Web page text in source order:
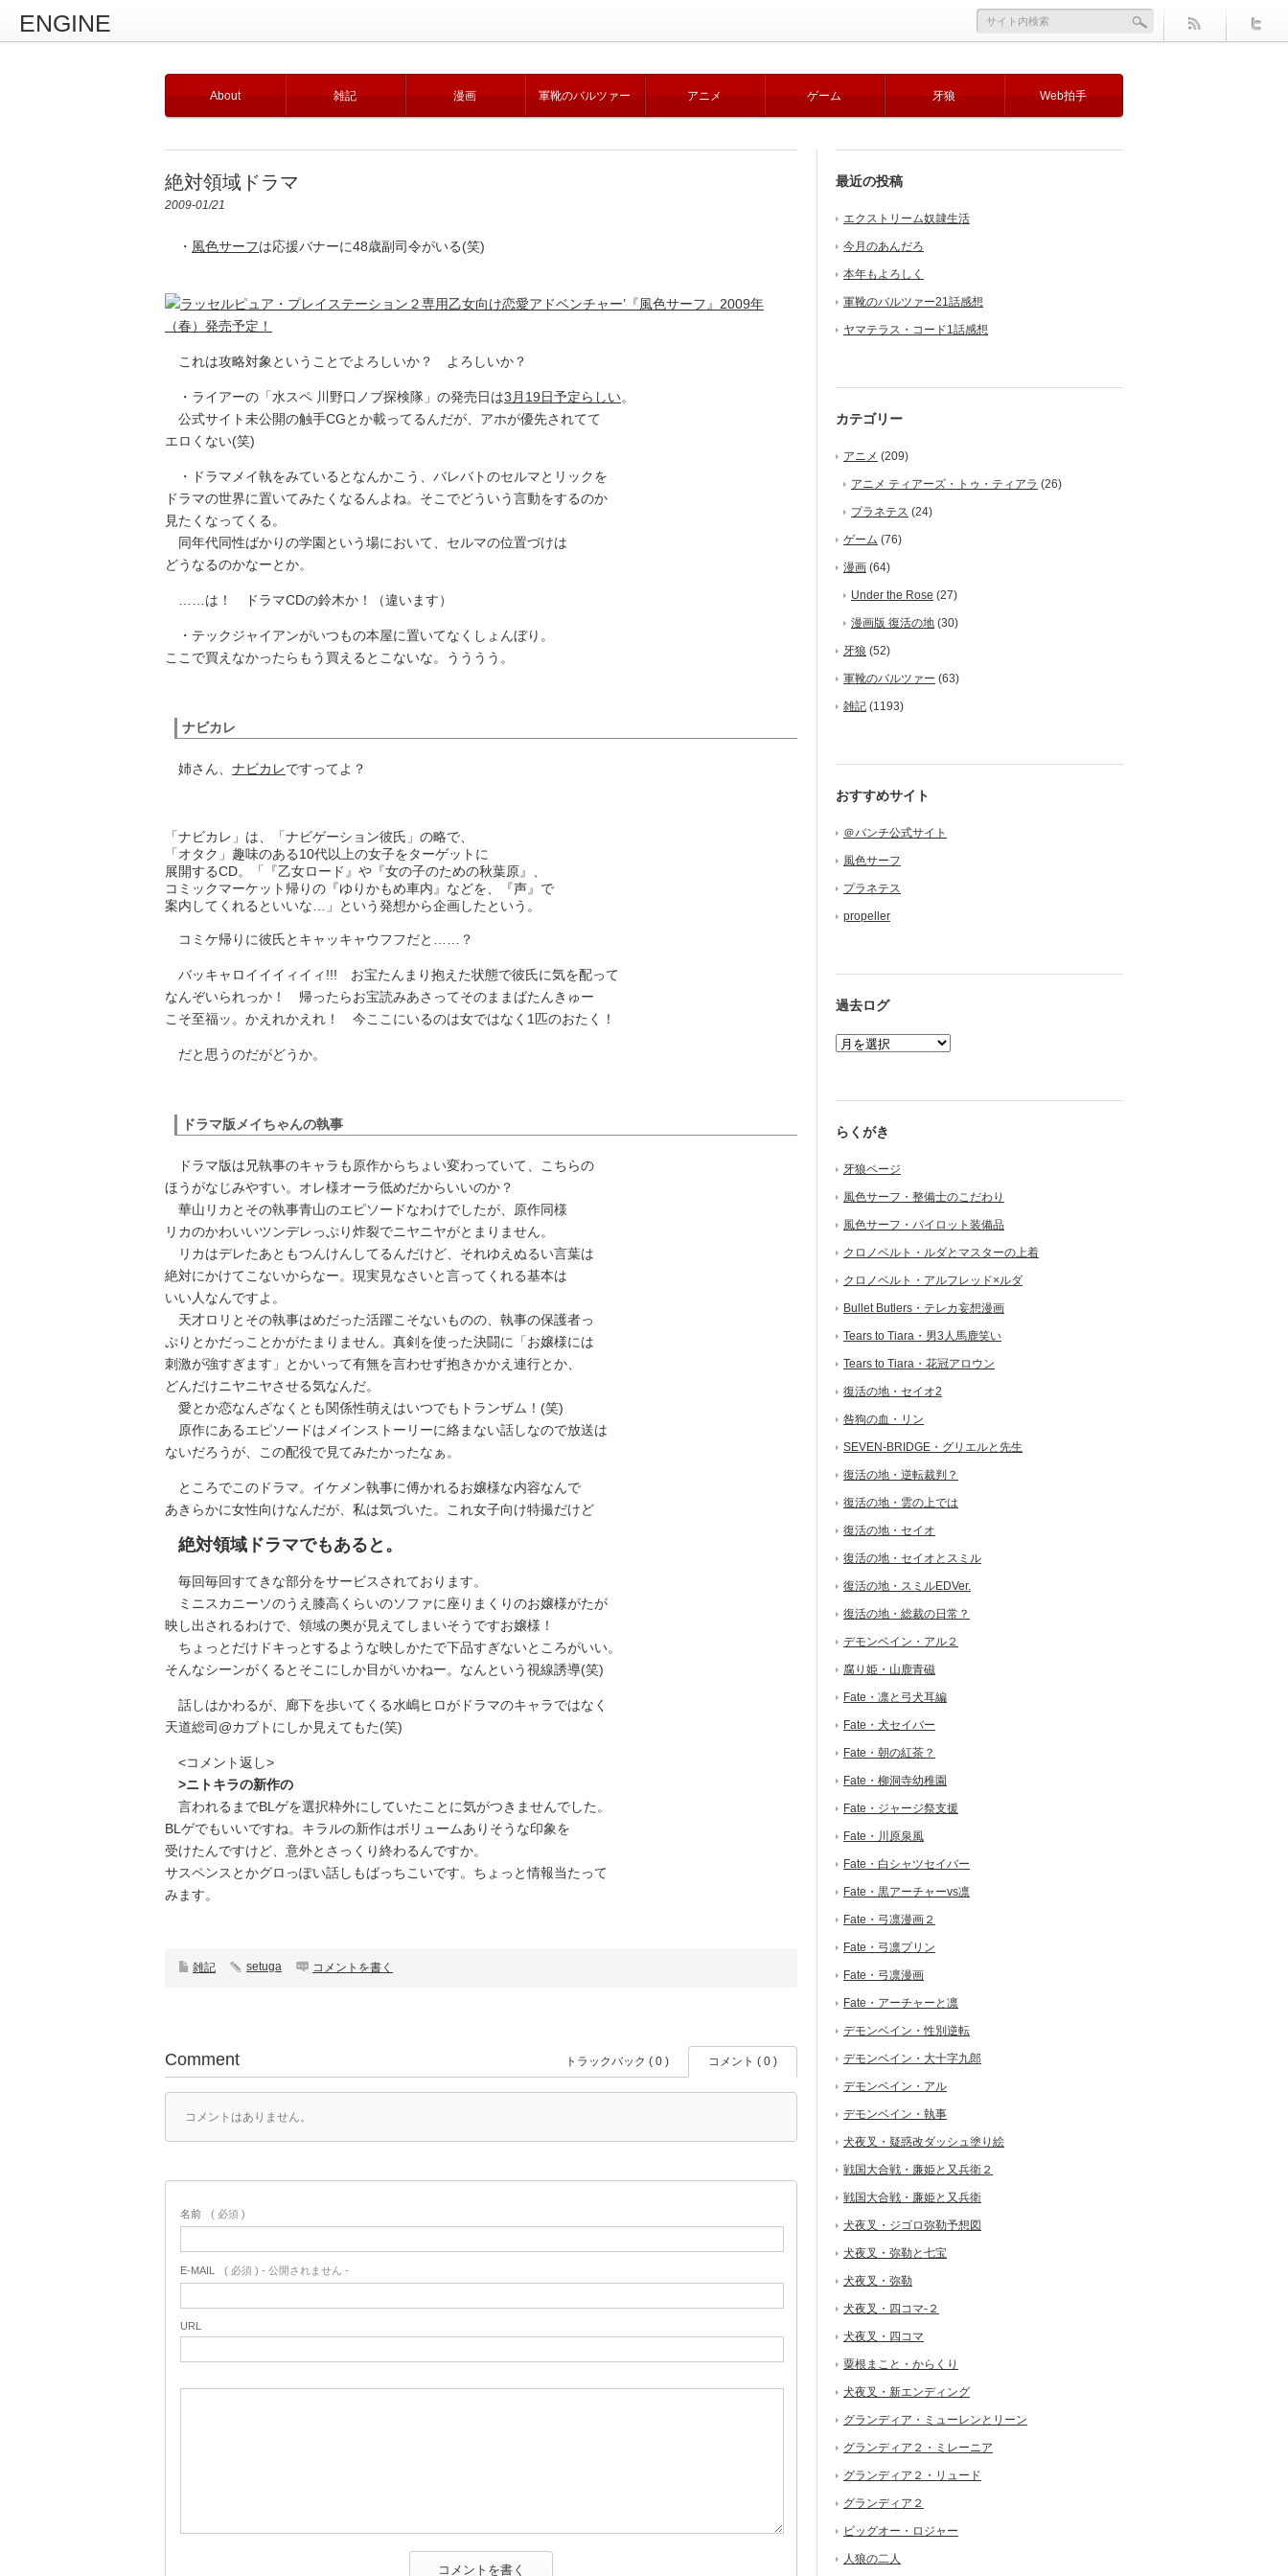
ENGINE
About 雑記 漫画 軍靴のバルツァー アニメ ゲーム 牙狼 Web拍手
絶対領域ドラマ
2009-01/21
・ 風色サーフは応援バナーに48歳副司令がいる(笑)
これは攻略対象ということでよろしいか？ よろしいか？
・ライアーの「水スペ 川野口ノブ探検隊」の発売日は3月19日予定らしい。
公式サイト未公開の触手CGとか載ってるんだが、アホが優先されてて
エロくない(笑)
・ドラマメイ執をみているとなんかこう、バレバトのセルマとリックを
ドラマの世界に置いてみたくなるんよね。そこでどういう言動をするのか
見たくなってくる。
同年代同性ばかりの学園という場において、セルマの位置づけは
どうなるのかなーとか。
……は！ ドラマCDの鈴木か！（違います）
・テックジャイアンがいつもの本屋に置いてなくしょんぼり。
ここで買えなかったらもう買えるとこないな。うううう。
ナビカレ
姉さん、 ナビカレですってよ？
「ナビカレ」は、「ナビゲーション彼氏」の略で、
「オタク」趣味のある10代以上の女子をターゲットに
展開するCD。「『乙女ロード』や『女の子のための秋葉原』、
コミックマーケット帰りの『ゆりかもめ車内』などを、『声』で
案内してくれるといいな…」という発想から企画したという。
コミケ帰りに彼氏とキャッキャウフフだと……？
バッキャロイイイィイィ!!! お宝たんまり抱えた状態で彼氏に気を配って
なんぞいられっか！ 帰ったらお宝読みあさってそのままばたんきゅー
こそ至福ッ。かえれかえれ！ 今ここにいるのは女ではなく1匹のおたく！
だと思うのだがどうか。
ドラマ版メイちゃんの執事
ドラマ版は兄執事のキャラも原作からちょい変わっていて、こちらの
ほうがなじみやすい。オレ様オーラ低めだからいいのか？
華山リカとその執事青山のエピソードなわけでしたが、原作同様
リカのかわいいツンデレっぷり炸裂でニヤニヤがとまりません。
リカはデレたあともつんけんしてるんだけど、それゆえぬるい言葉は
絶対にかけてこないからなー。現実見なさいと言ってくれる基本は
いい人なんですよ。
天才ロリとその執事はめだった活躍こそないものの、執事の保護者っ
ぷりとかだっことかがたまりません。真剣を使った決闘に「お嬢様には
刺激が強すぎます」とかいって有無を言わせず抱きかかえ連行とか、
どんだけニヤニヤさせる気なんだ。
愛とか恋なんざなくとも関係性萌えはいつでもトランザム！(笑)
原作にあるエピソードはメインストーリーに絡まない話しなので放送は
ないだろうが、この配役で見てみたかったなぁ。
ところでこのドラマ。イケメン執事に傅かれるお嬢様な内容なんで
あきらかに女性向けなんだが、私は気づいた。これ女子向け特撮だけど
絶対領域ドラマでもあると。
毎回毎回すてきな部分をサービスされております。
ミニスカニーソのうえ膝高くらいのソファに座りまくりのお嬢様がたが
映し出されるわけで、領域の奥が見えてしまいそうですお嬢様！
ちょっとだけドキっとするような映しかたで下品すぎないところがいい。
そんなシーンがくるとそこにしか目がいかねー。なんという視線誘導(笑)
話しはかわるが、廊下を歩いてくる水嶋ヒロがドラマのキャラではなく
天道総司@カブトにしか見えてもた(笑)
<コメント返し>
>ニトキラの新作の
言われるまでBLゲを選択枠外にしていたことに気がつきませんでした。
BLゲでもいいですね。キラルの新作はボリュームありそうな印象を
受けたんですけど、意外とさっくり終わるんですか。
サスペンスとかグロっぽい話しもばっちこいです。ちょっと情報当たって
みます。
雑記 setuga コメントを書く
Comment トラックバック ( 0 ) コメント ( 0 )
コメントはありません。
名前 ( 必須 )
E-MAIL ( 必須 ) - 公開されません -
URL
最近の投稿
エクストリーム奴隷生活
今月のあんだろ
本年もよろしく
軍靴のバルツァー21話感想
ヤマテラス・コード1話感想
カテゴリー
アニメ (209)
アニメ ティアーズ・トゥ・ティアラ (26)
プラネテス (24)
ゲーム (76)
漫画 (64)
Under the Rose (27)
漫画版 復活の地 (30)
牙狼 (52)
軍靴のバルツァー (63)
雑記 (1193)
おすすめサイト
＠バンチ公式サイト
風色サーフ
プラネテス
propeller
過去ログ
らくがき
牙狼ページ
風色サーフ・整備士のこだわり
風色サーフ・パイロット装備品
クロノベルト・ルダとマスターの上着
クロノベルト・アルフレッド×ルダ
Bullet Butlers・テレカ妄想漫画
Tears to Tiara・男3人馬鹿笑い
Tears to Tiara・花冠アロウン
復活の地・セイオ2
咎狗の血・リン
SEVEN-BRIDGE・グリエルと先生
復活の地・逆転裁判？
復活の地・雲の上では
復活の地・セイオ
復活の地・セイオとスミル
復活の地・スミルEDVer.
復活の地・総裁の日常？
デモンベイン・アル２
腐り姫・山鹿青磁
Fate・凛と弓犬耳編
Fate・犬セイバー
Fate・朝の紅茶？
Fate・柳洞寺幼稚園
Fate・ジャージ祭支援
Fate・川原泉風
Fate・白シャツセイバー
Fate・黒アーチャーvs凛
Fate・弓凛漫画２
Fate・弓凛プリン
Fate・弓凛漫画
Fate・アーチャーと凛
デモンベイン・性別逆転
デモンベイン・大十字九郎
デモンベイン・アル
デモンベイン・執事
犬夜叉・疑惑改ダッシュ塗り絵
戦国大合戦・廉姫と又兵衛２
戦国大合戦・廉姫と又兵衛
犬夜叉・ジゴロ弥勒予想図
犬夜叉・弥勒と七宝
犬夜叉・弥勒
犬夜叉・四コマ-２
犬夜叉・四コマ
粟根まこと・からくり
犬夜叉・新エンディング
グランディア・ミューレンとリーン
グランディア２・ミレーニア
グランディア２・リュード
グランディア２
ビッグオー・ロジャー
人狼の二人